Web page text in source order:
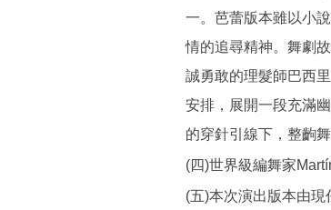
一。芭蕾版本雖以小
情的追尋精神。舞劇
誠勇敢的理髮師巴西
安排，展開一段充滿
的穿針引線下，整齣
(四)世界級編舞家
(五)本次演出版本由